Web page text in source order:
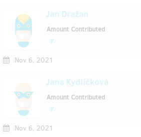
Jan Dražan
Nov 6, 2021
Amount Contributed
Jana Kydlíčková
Nov 6, 2021
Amount Contributed